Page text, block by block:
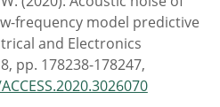
frequency model predictive
and Electronics
pp. 178238-178247,